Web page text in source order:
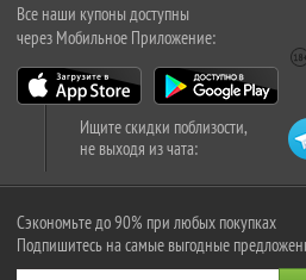
Все наши купоны доступны
через Мобильное Приложение:
Ищите скидки поблизости,
не выходя из чата:
Сэкономьте до 90% при любых покупках
Подпишитесь на самые выгодные